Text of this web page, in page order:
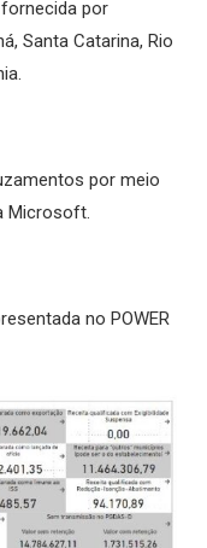
por
Santa Catarina, Rio
por meio
Microsoft.
no POWER